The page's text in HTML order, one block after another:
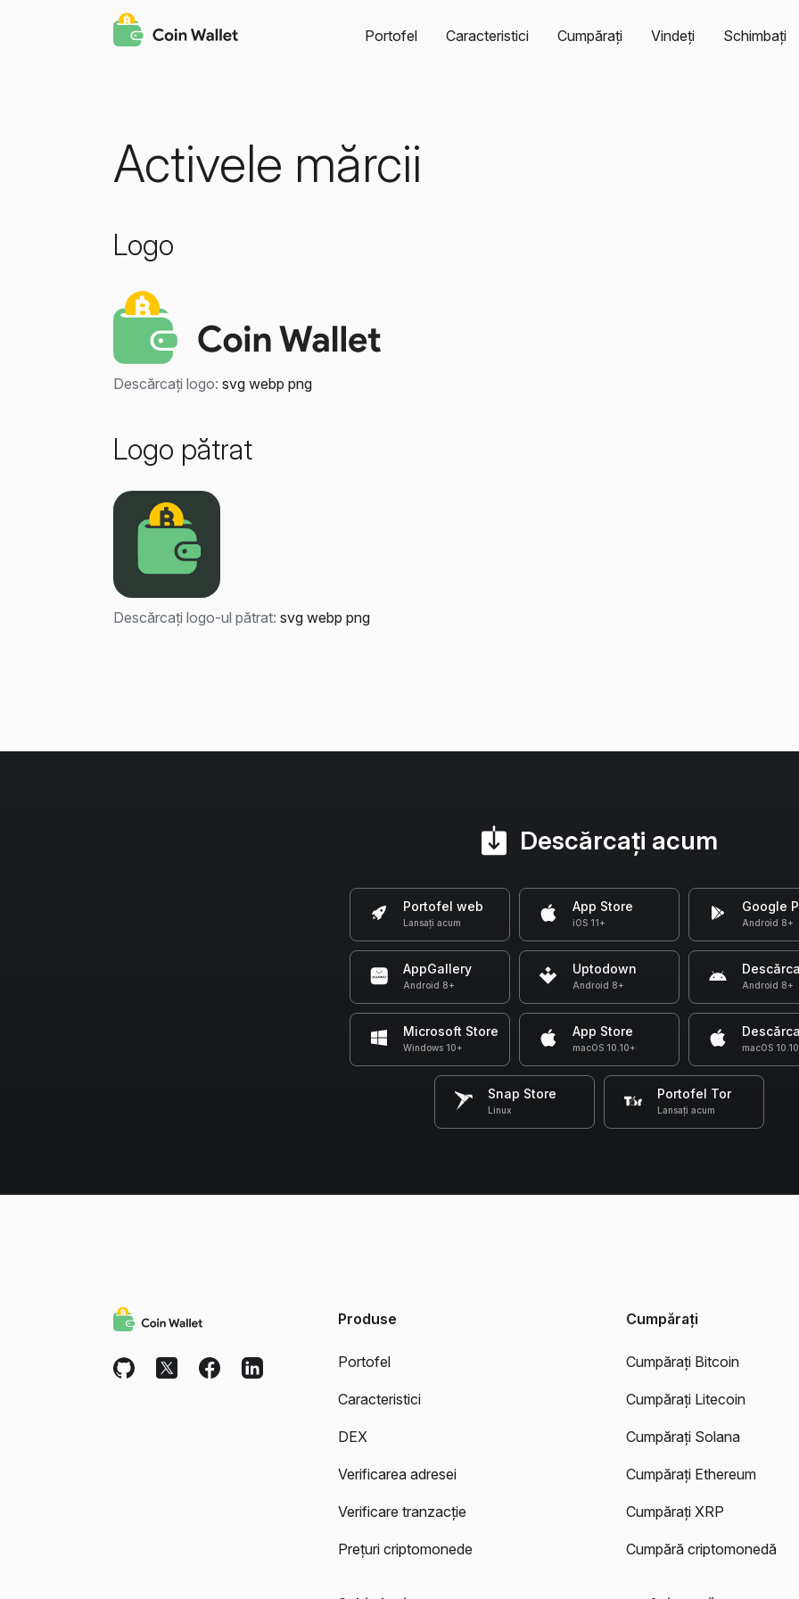
Portofel Caracteristici Cumpărați Vindeți Schimbați
Activele mărcii
Logo
Descărcați logo: svg webp png
Logo pătrat
Descărcați logo-ul pătrat: svg webp png
Descărcați acum
Portofel web
Lansați acum
App Store
iOS 11+
Google
Android 8+
AppGallery
Android 8+
Uptodown
Android 8+ Android 8+
Microsoft Store
Windows 10+
App Store
macOS 10.10+ macOS
Snap Store
Linux
Portofel Tor
Lansați acum
Produse
Portofel
Caracteristici
DEX
Verificarea adresei
Verificare tranzacție
Prețuri criptomonede
Cumpărați
Cumpărați Bitcoin
Cumpărați Litecoin
Cumpărați Solana
Cumpărați Ethereum
Cumpărați XRP
Cumpără criptomonedă